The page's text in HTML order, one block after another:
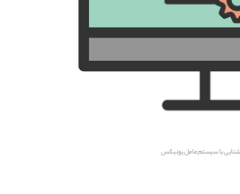
با سیستم‌عامل یونیکس